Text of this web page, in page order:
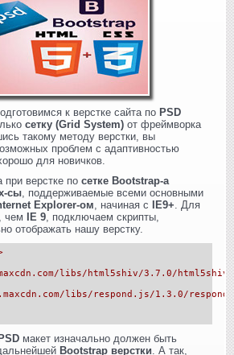
к верстке сайта по PSD
сетку (Grid System) от фреймворка
такому методу верстки, вы
проблем с адаптивностью
для новичков.
при верстке по сетке Bootstrap-а
сы , поддерживаемые всеми основными
Explorer-ом , начиная с IE9+ . Для
чем
IE 9 , подключаем скрипты,
отображать нашу верстку.
libs/html5shiv/3.7.0/
libs/respond.js/1.3.0/
PSD макет изначально должен быть
Bootstrap верстки . А так,